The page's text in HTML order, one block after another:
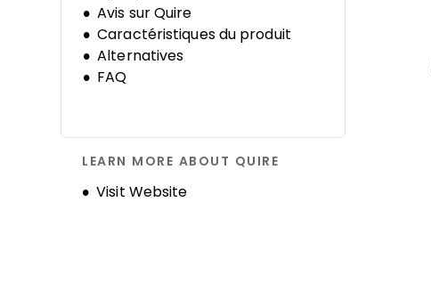
Avis sur Quire
Caractéristiques du produit
Alternatives
FAQ
LEARN MORE ABOUT QUIRE
Visit Website
Opens new window